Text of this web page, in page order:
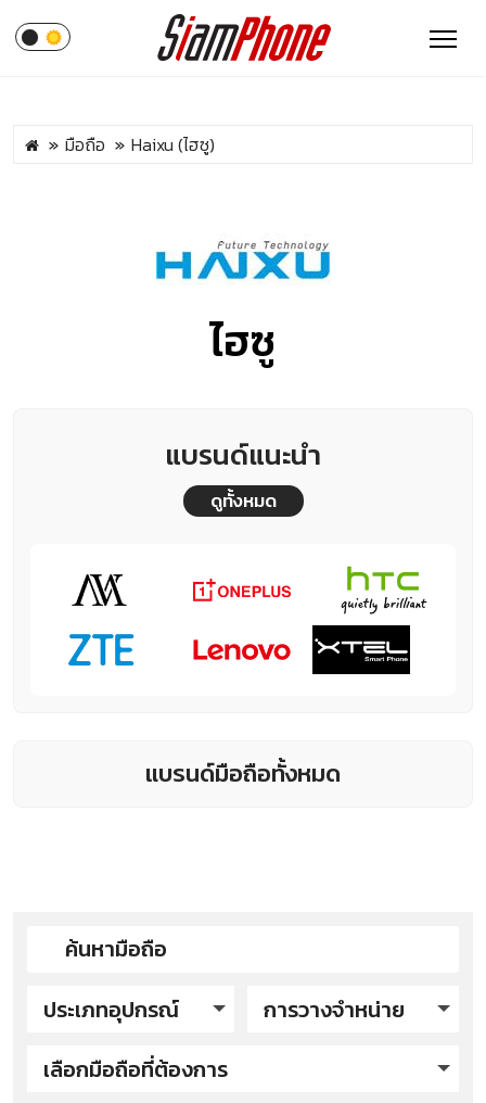
มือถือ Haixu (ไฮซู)
ไฮซู
แบรนด์แนะนำ
ดูทั้งหมด
แบรนด์มือถือทั้งหมด
ประเภทอุปกรณ์
การวางจำหน่าย
เลือกมือถือที่ต้องการ